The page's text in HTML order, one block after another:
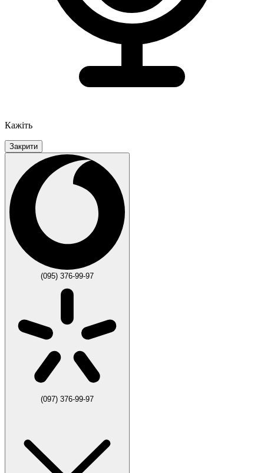
Кажіть
Закрити
(095) 376-99-97
(097) 376-99-97